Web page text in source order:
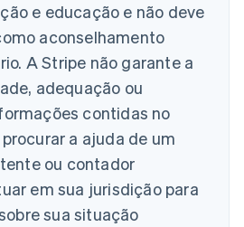
e educação e não deve
aconselhamento
A Stripe não garante a
adequação ou
contidas no
a ajuda de um
ou contador
em sua jurisdição para
sua situação
English